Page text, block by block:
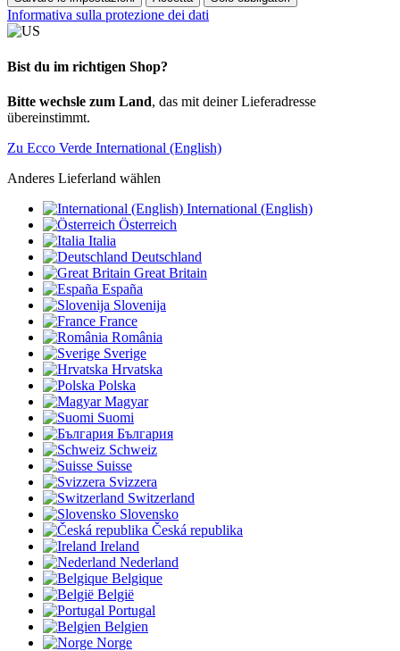
Informativa sulla protezione dei dati
Bist du im richtigen Shop?
Bitte wechsle zum Land, das mit deiner Lieferadresse
übereinstimmt.
Zu Ecco Verde International (English)
Anderes Lieferland wählen
International (English)
Österreich
Italia
Deutschland
Great Britain
España
Slovenija
France
România
Sverige
Hrvatska
Polska
Magyar
Suomi
България
Schweiz
Suisse
Svizzera
Switzerland
Slovensko
Česká republika
Ireland
Nederland
Belgique
België
Portugal
Belgien
Norge